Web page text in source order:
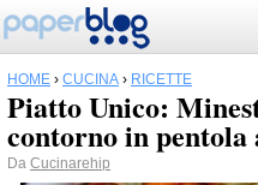
HOME › CUCINA › RICETTE
Piatto Unico:
contorno in pentola
Da Cucinarehip